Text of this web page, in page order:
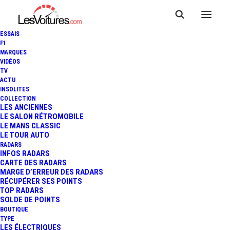
ESSAIS
F1
MARQUES
VIDÉOS
TV
ACTU
INSOLITES
COLLECTION
LES ANCIENNES
LE SALON RÉTROMOBILE
LE MANS CLASSIC
LE TOUR AUTO
RADARS
INFOS RADARS
CARTE DES RADARS
MARGE D’ERREUR DES RADARS
RÉCUPÉRER SES POINTS
TOP RADARS
SOLDE DE POINTS
BOUTIQUE
TYPE
LES ÉLECTRIQUES
6 avril 2017
MERCEDES-AMG GLC 63